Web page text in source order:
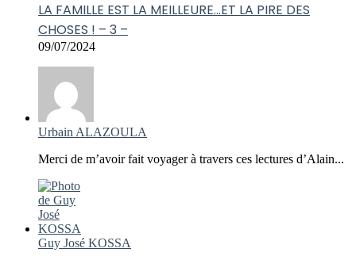
LA FAMILLE EST LA MEILLEURE…ET LA PIRE DES
CHOSES ! – 3 –
09/07/2024
Urbain ALAZOULA
Merci de m’avoir fait voyager à travers ces lectures d’Alain...
Guy José KOSSA